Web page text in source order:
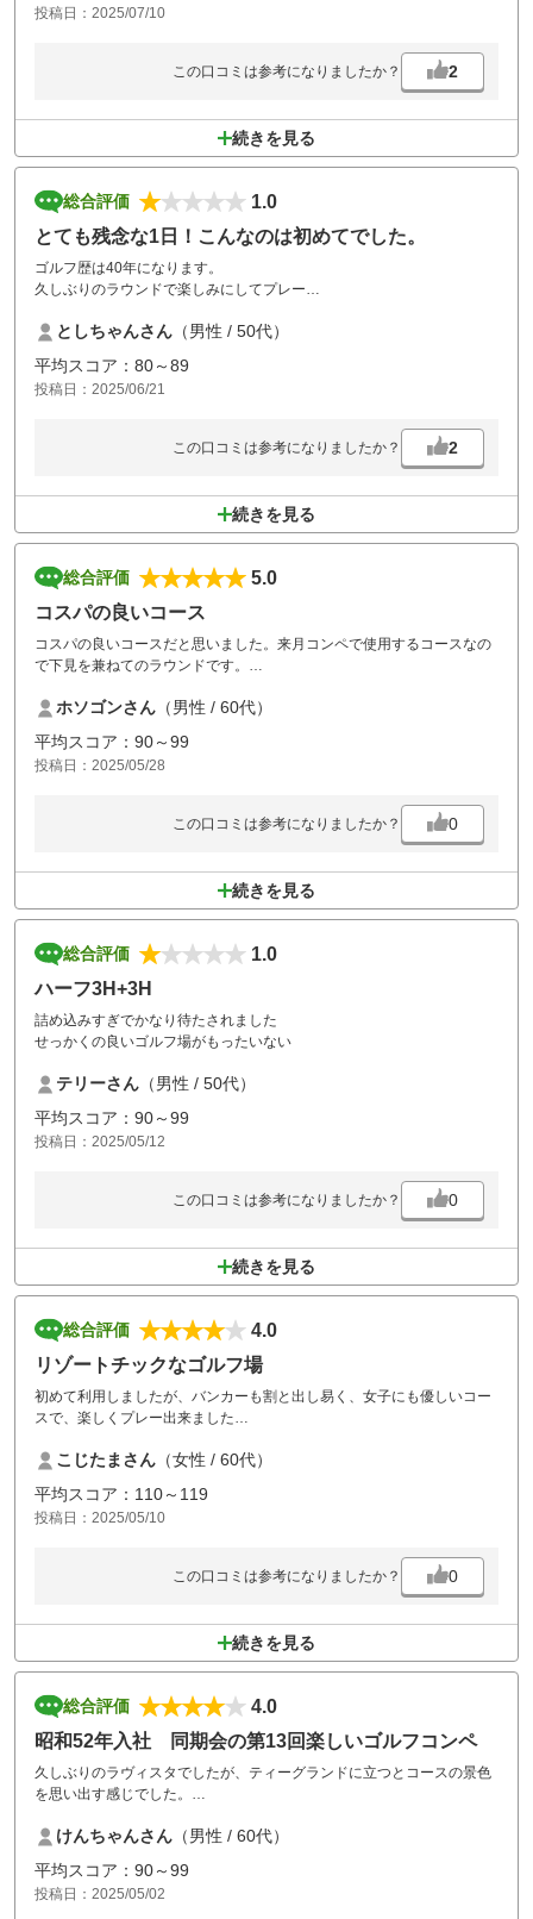
投稿日：2025/07/10
この口コミは参考になりましたか？ 2
続きを見る
総合評価
1.0
とても残念な1日！こんなのは初めてでした。
ゴルフ歴は40年になります。
久しぶりのラウンドで楽しみにしてプレー
よって大変不快な思いをしました。
他3人も同じ思いです。
安めの金額でラウンドさせて頂きありがたいですが、こんなに不快な思
いをしたのは初めてです。
私もゴルフ関係の接客業をしておりますので
当分は行きませんが、良くなってもらいたいと
としちゃんさん （男性 / 50代）
平均スコア：80～89
投稿日：2025/06/21
この口コミは参考になりましたか？ 2
続きを見る
総合評価
5.0
コスパの良いコース
コスパの良いコースだと思いました。来月コンペで使用するコースなの
で下見を兼ねてのラウンドです。
た。FWの広さはまあまあでティーショットがドライバー以外で打つホー
ルもあり戦略的で面白かった。池あり谷ありで正確なショットが試され
ます。
ほどほどに待たされましたが気にならない程度でした。昼食はメニュー
ホソゴンさん （男性 / 60代）
平均スコア：90～99
投稿日：2025/05/28
この口コミは参考になりましたか？ 0
続きを見る
総合評価
1.0
ハーフ3H+3H
詰め込みすぎでかなり待たされました
せっかくの良いゴルフ場がもったいない
テリーさん （男性 / 50代）
平均スコア：90～99
投稿日：2025/05/12
この口コミは参考になりましたか？ 0
続きを見る
総合評価
4.0
リゾートチックなゴルフ場
初めて利用しましたが、バンカーも割と出し易く、女子にも優しいコー
スで、楽しくプレー出来ました
うどんは美味しかったですが、冷しゃぶのお肉が冷えすぎてカチコチだ
ったのが残念でした
帰ってすぐにまた、このゴルフ場を予約しました
こじたまさん （女性 / 60代）
平均スコア：110～119
投稿日：2025/05/10
この口コミは参考になりましたか？ 0
続きを見る
総合評価
4.0
昭和52年入社 同期会の第13回楽しいゴルフコンペ
久しぶりのラヴィスタでしたが、ティーグランドに立つとコースの景色
を思い出す感じでした。
した。
また、近いうちに来たいと思いました。
けんちゃんさん （男性 / 60代）
平均スコア：90～99
投稿日：2025/05/02